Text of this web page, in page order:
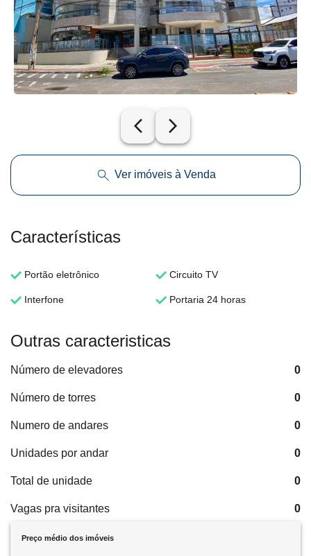
arrow_back_ios_new arrow_forward_ios
Ver imóveis à Venda
Características
Portão eletrônico Circuito TV
Interfone Portaria 24 horas
Outras caracteristicas
Número de elevadores 0
Número de torres 0
Numero de andares 0
Unidades por andar 0
Total de unidade 0
Vagas pra visitantes 0
Preço médio dos imóveis